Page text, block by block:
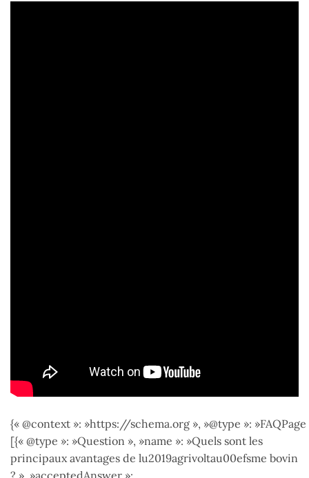
{« @context »: »https://schema.org », »@type »:
[{« @type »: »Question », »name »: »Quels sont les
principaux avantages de lu2019agrivoltau00efsme bovin